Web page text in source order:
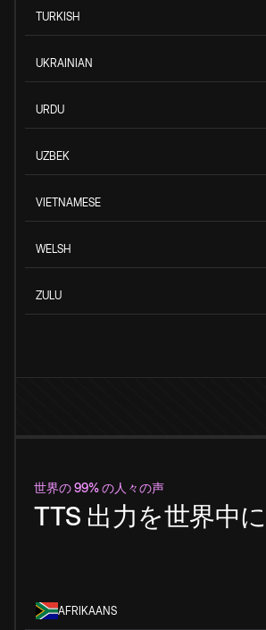
TURKISH
UKRAINIAN
URDU
UZBEK
VIETNAMESE
WELSH
ZULU
世界の 99% の人々の声
TTS 出力を世界中
AFRIKAANS